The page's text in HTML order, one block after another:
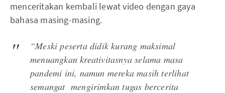
menceritakan kembali lewat video dengan gaya
bahasa masing-masing.
“Meski peserta didik kurang maksimal
menuangkan kreativitasnya selama masa
pandemi ini, namun mereka masih terlihat
semangat mengirimkan tugas bercerita